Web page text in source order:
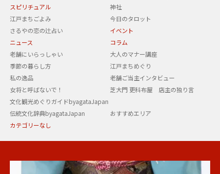
スピリチュアル
神社
江戸まちごよみ
今日のタロット
さるやの恋の辻占い
イベント
ニュース
コラム
老舗にいらっしゃい
大人のマナー講座
季節の暮らし方
江戸まちめぐり
私の逸品
老舗ご当主インタビュー
女将と呼ばないで！
芝大門 更科布屋 店主の独り言
文化観光めぐりガイドbyagataJapan
伝統文化辞典byagataJapan
おすすめエリア
カテゴリーなし